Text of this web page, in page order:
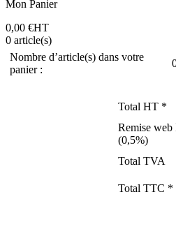
Mon Panier
0,00 €HT
0 article(s)
Nombre d’article(s) dans votre
panier :
Total HT *
Remise web
(0,5%)
Total TVA
Total TTC *